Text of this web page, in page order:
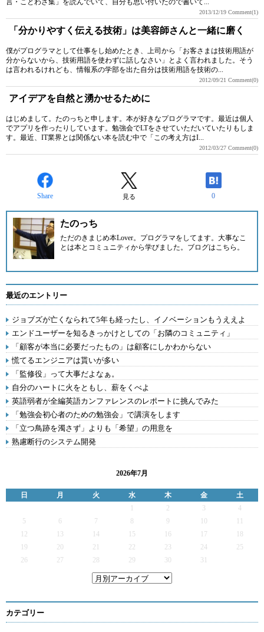
言・ことわざ集」を読んでいて、自分も思い付いたので書いて...
2013/12/19 Comment(1)
「分かりやすく伝える技術」は美容師さんと一緒に磨く
僕がプログラマとして仕事をし始めたとき、上司から「お客さまは技術用語が
分からないから、技術用語を使わずに話しなさい」とよく言われました。そう
は言われるけれども、情報系の学部を出た自分は技術用語を技術の...
2012/09/21 Comment(0)
アイデアを自然と湧かせるために
はじめまして。たのっちと申します。本が好きなプログラマです。最近は個人
でアプリを作ったりしています。勉強会でLTをさせていただいていたりもしま
す。最近、IT業界とは関係ない本を読む中で「この考え方はI...
2012/03/27 Comment(0)
Share 見る 0
たのっち
ただのきまじめ本Lover。プログラマをしてます。大事なこ
とは本とコミュニティから学びました。 ブログはこちら。
最近のエントリー
ジョブズが亡くなられて5年も経ったし、イノベーションもうええよ
エンドユーザーを知るきっかけとしての「お隣のコミュニティ」
「顧客が本当に必要だったもの」は顧客にしかわからない
慌てるエンジニアは貰いが多い
「監修役」って大事だよなぁ。
自分のハートに火をともし、薪をくべよ
英語弱者が全編英語カンファレンスのレポートに挑んでみた
「勉強会初心者のための勉強会」で講演をします
「立つ鳥跡を濁さず」よりも「希望」の用意を
熟慮断行のシステム開発
2026年7月
日 月 火 水 木 金
土
2 3
4
5
6 7 9
12
13 14 15 16 17
19
20 21 22 23 24
25
26
27 28 29 30 31
カテゴリー